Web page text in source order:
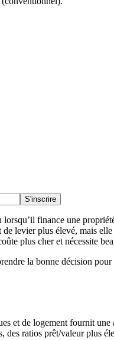
S'inscrire
finance une
levier plus élevé, mais
plus cher et nécessite
la bonne décision
et de logement fournit
ratios prêt/valeur plus